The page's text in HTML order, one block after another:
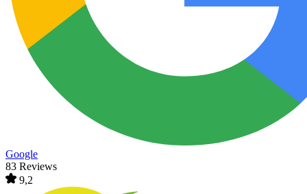
Google
83 Reviews
9,2